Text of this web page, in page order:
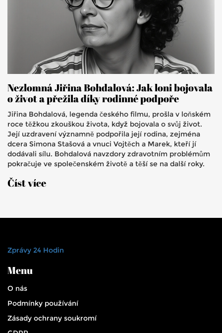
Nezlomná Jiřina Bohdalová: Jak loni bojovala
o život a přežila díky rodinné podpoře
Jiřina Bohdalová, legenda českého filmu, prošla v loňském
roce těžkou zkouškou života, když bojovala o svůj život.
Její uzdravení významně podpořila její rodina, zejména
dcera Simona Stašová a vnuci Vojtěch a Marek, kteří jí
dodávali sílu. Bohdalová navzdory zdravotním problémům
pokračuje ve společenském životě a těší se na další roky.
Číst více
Zprávy 24 Hodin
Menu
O nás
Podmínky používání
Zásady ochrany soukromí